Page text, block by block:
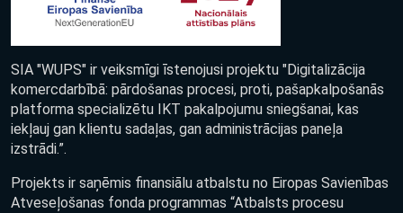
SIA "WUPS" ir veiksmīgi īstenojusi projektu "Digitalizācija
komercdarbībā: pārdošanas procesi, proti, pašapkalpošanās
platforma specializētu IKT pakalpojumu sniegšanai, kas
iekļauj gan klientu sadaļas, gan administrācijas paneļa
izstrādi.”.
Projekts ir saņēmis finansiālu atbalstu no Eiropas Savienības
Atveseļošanas fonda programmas “Atbalsts procesu